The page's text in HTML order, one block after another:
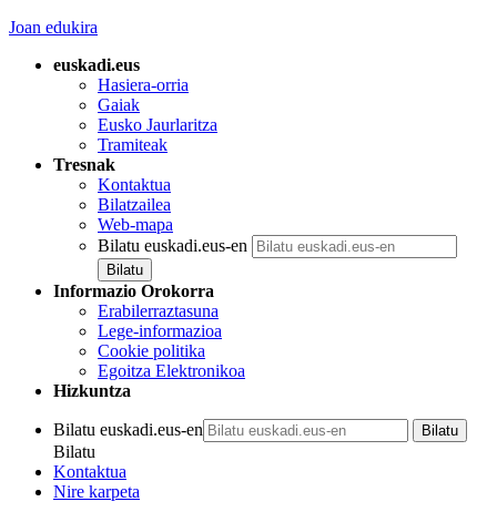
Joan edukira
euskadi.eus
Hasiera-orria
Gaiak
Eusko Jaurlaritza
Tramiteak
Tresnak
Kontaktua
Bilatzailea
Web-mapa
Bilatu euskadi.eus-en
Informazio Orokorra
Erabilerraztasuna
Lege-informazioa
Cookie politika
Egoitza Elektronikoa
Hizkuntza
Bilatu euskadi.eus-en
Bilatu
Kontaktua
Nire karpeta